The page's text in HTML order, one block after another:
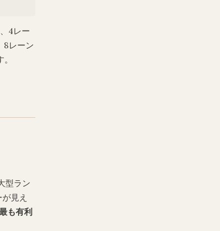
4レー
8レーン
型ラン
見え
も有利